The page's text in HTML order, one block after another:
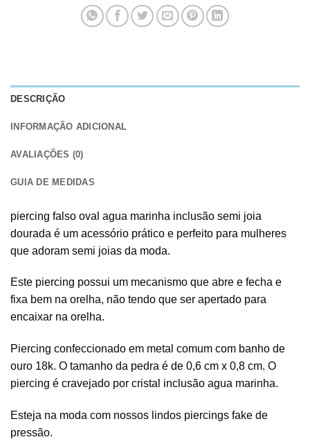
DESCRIÇÃO
INFORMAÇÃO ADICIONAL
AVALIAÇÕES (0)
GUIA DE MEDIDAS
piercing falso oval agua marinha inclusão semi joia
dourada é um acessório prático e perfeito para mulheres
que adoram semi joias da moda.
Este piercing possui um mecanismo que abre e fecha e
fixa bem na orelha, não tendo que ser apertado para
encaixar na orelha.
Piercing confeccionado em metal comum com banho de
ouro 18k. O tamanho da pedra é de 0,6 cm x 0,8 cm. O
piercing é cravejado por cristal inclusão agua marinha.
Esteja na moda com nossos lindos piercings fake de
pressão.